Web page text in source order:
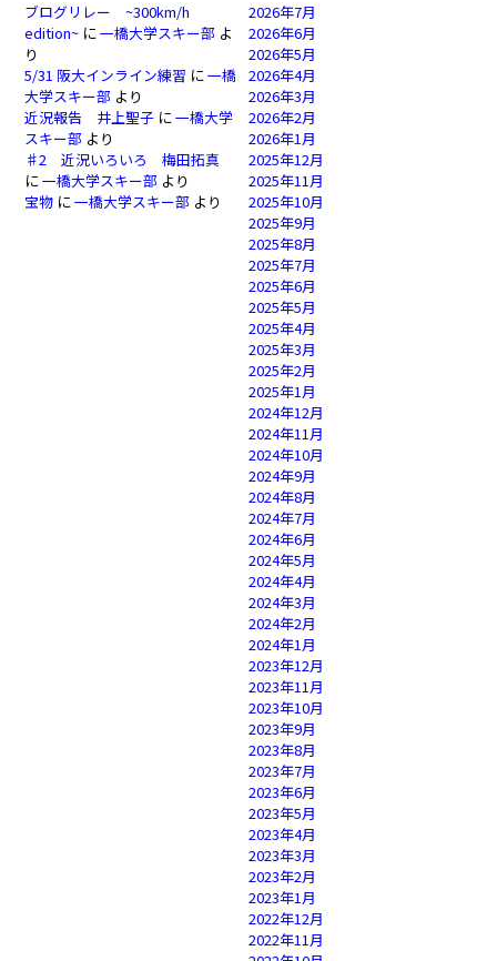
ブログリレー ~300km/h
edition~ に一橋大学スキー部 よ
り
5/31 阪大インライン練習 に一橋
大学スキー部 より
近況報告 井上聖子 に一橋大学
スキー部 より
♯2 近況いろいろ 梅田拓真
に一橋大学スキー部 より
宝物 に一橋大学スキー部 より
2026年7月
2026年6月
2026年5月
2026年4月
2026年3月
2026年2月
2026年1月
2025年12月
2025年11月
2025年10月
2025年9月
2025年8月
2025年7月
2025年6月
2025年5月
2025年4月
2025年3月
2025年2月
2025年1月
2024年12月
2024年11月
2024年10月
2024年9月
2024年8月
2024年7月
2024年6月
2024年5月
2024年4月
2024年3月
2024年2月
2024年1月
2023年12月
2023年11月
2023年10月
2023年9月
2023年8月
2023年7月
2023年6月
2023年5月
2023年4月
2023年3月
2023年2月
2023年1月
2022年12月
2022年11月